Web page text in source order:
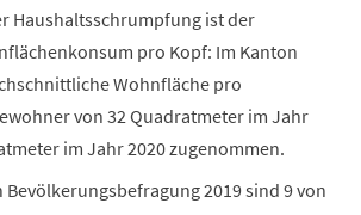
Haushaltsschrumpfung ist der
pro Kopf: Im Kanton
Wohnfläche pro
von 32 Quadratmeter im Jahr
im Jahr 2020 zugenommen.
Bevölkerungsbefragung 2019 sind 9 von